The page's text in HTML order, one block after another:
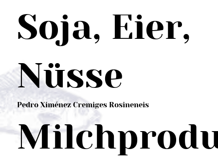
Soja, Eier,
Nüsse
Pedro Ximénez Cremiges Rosineneis